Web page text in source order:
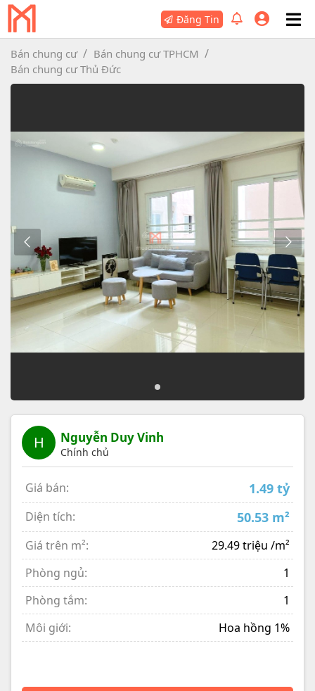
Đăng Tin
Bán chung cư
Bán chung cư TPHCM
Bán chung cư Thủ Đức
H Nguyễn Duy Vinh
Chính chủ
Giá bán: 1.49 tỷ
Diện tích: 50.53 m²
Giá trên m²:
29.49 triệu /m²
Phòng ngủ:
1
Phòng tắm:
1
Môi giới:
Hoa hồng 1%